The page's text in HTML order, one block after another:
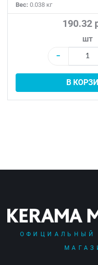
Вес: 0.038 кг
190.32
шт
−
В
ОФИЦИАЛЬНЫЙ